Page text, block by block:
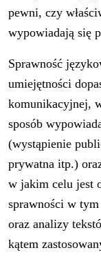
pewni, czy
wypowiadają się
Sprawność
umiejętności
komunikacyjnej,
sposób
(wystąpienie
prywatna itp.)
w jakim celu jest
sprawności w tym
oraz analizy
kątem